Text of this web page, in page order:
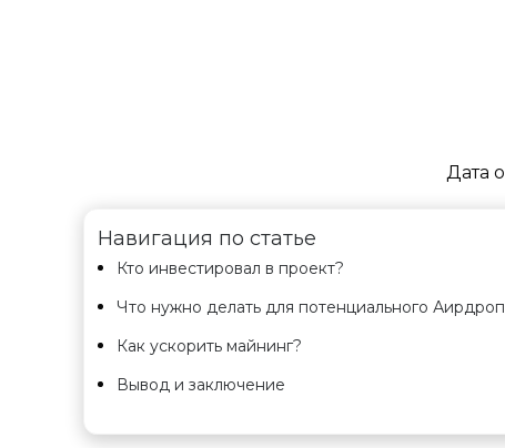
Дата
Навигация по статье
Кто инвестировал в проект?
Что нужно делать для потенциального
Как ускорить майнинг?
Вывод и заключение